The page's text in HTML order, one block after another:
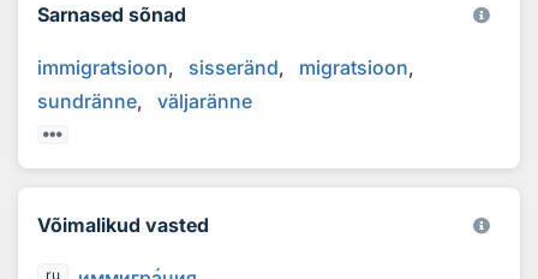
Sarnased sõnad
immigratsioon sisseränd
migratsioon
sundränne
väljaränne
Võimalikud vasted
ru